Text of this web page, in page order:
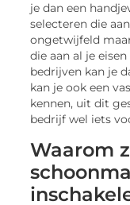
je dan een
selecteren die
ongetwijfeld
die aan al je
bedrijven kan je
kan je ook een
kennen, uit dit
bedrijf wel iets
Waarom